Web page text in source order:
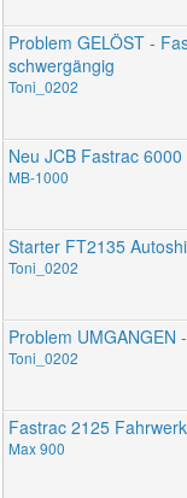
Problem GELÖST -
schwergängig
Toni_0202
Neu JCB Fastrac 6000
MB-1000
Starter FT2135
Toni_0202
Problem
Toni_0202
Fastrac 2125
Max 900